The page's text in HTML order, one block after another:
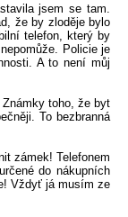
jsem se tam.
že by zloděje bylo
telefon, který by
Policie je
A to není můj
toho, že byt
To bezbranná
zámek! Telefonem
do nákupních
Vždyť já musím ze